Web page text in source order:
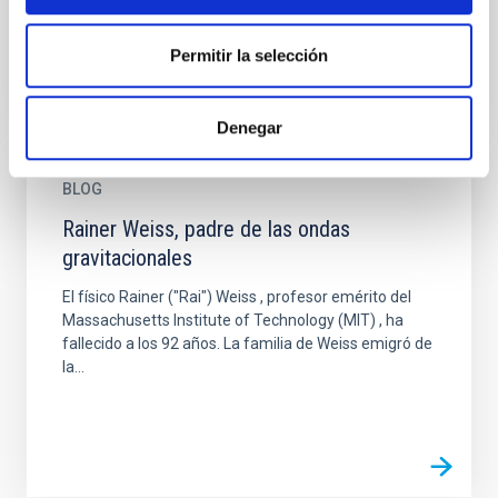
Permitir la selección
Denegar
BLOG
Rainer Weiss, padre de las ondas
gravitacionales
El físico Rainer ("Rai") Weiss , profesor emérito del
Massachusetts Institute of Technology (MIT) , ha
fallecido a los 92 años. La familia de Weiss emigró de
la...